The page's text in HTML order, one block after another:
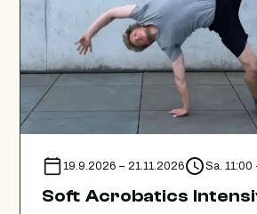
19.9.2026 – 21.11.2026 Sa. 11:00
Soft Acrobatics